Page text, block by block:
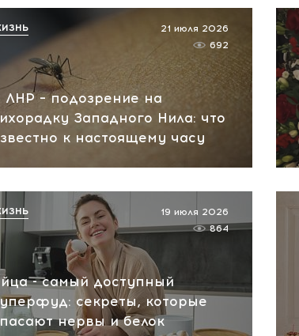
ЛНР – подозрение на
Западного Нила: что
к настоящему часу
21 июля 2026
692
- самый доступный
секреты, которые
нервы и белок
19 июля 2026
864